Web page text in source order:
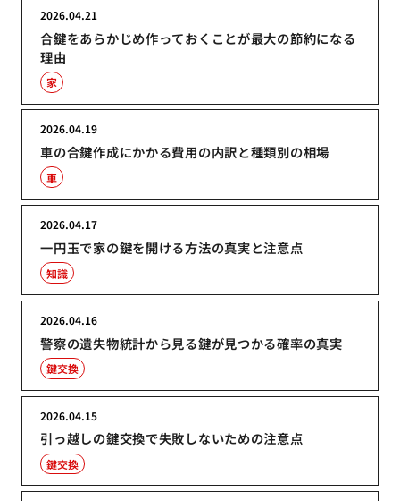
合鍵をあらかじめ作っておくことが最大の節約になる
理由
2026.04.21
家
車の合鍵作成にかかる費用の内訳と種類別の相場
2026.04.19
車
一円玉で家の鍵を開ける方法の真実と注意点
2026.04.17
知識
警察の遺失物統計から見る鍵が見つかる確率の真実
2026.04.16
鍵交換
引っ越しの鍵交換で失敗しないための注意点
2026.04.15
鍵交換